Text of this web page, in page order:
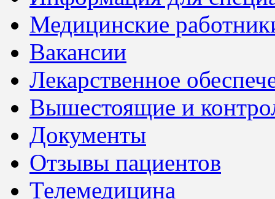
Медицинские
Вакансии
Лекарственное
Вышестоящие и
Документы
Отзывы пациентов
Телемедицина